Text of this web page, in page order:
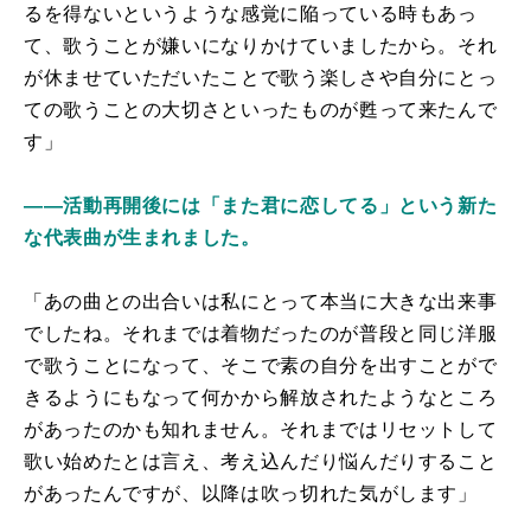
るを得ないというような感覚に陥っている時もあっ
て、歌うことが嫌いになりかけていましたから。それ
が休ませていただいたことで歌う楽しさや自分にとっ
ての歌うことの大切さといったものが甦って来たんで
す」
――活動再開後には「また君に恋してる」という新た
な代表曲が生まれました。
「あの曲との出合いは私にとって本当に大きな出来事
でしたね。それまでは着物だったのが普段と同じ洋服
で歌うことになって、そこで素の自分を出すことがで
きるようにもなって何かから解放されたようなところ
があったのかも知れません。それまではリセットして
歌い始めたとは言え、考え込んだり悩んだりすること
があったんですが、以降は吹っ切れた気がします」